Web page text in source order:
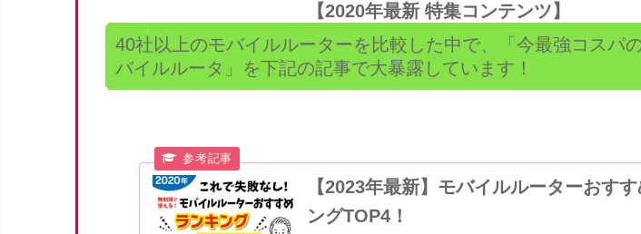
【2020年最新 特集コンテンツ】
40社以上のモバイルルーターを比較した中で、「今最強コスパ
バイルルータ」を下記の記事で大暴露しています！
【2023年最新】モバイルルーターおす
ングTOP4！